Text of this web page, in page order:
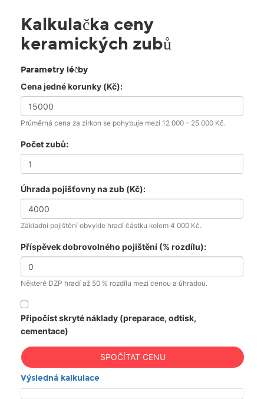
Kalkulačka ceny
keramických zubů
Parametry léčby
Cena jedné korunky (Kč):
Průměrná cena za zirkon se pohybuje mezi 12 000 – 25 000 Kč.
Počet zubů:
Úhrada pojišťovny na zub (Kč):
Základní pojištění obvykle hradí částku kolem 4 000 Kč.
Příspěvek dobrovolného pojištění (% rozdílu):
Některé DZP hradí až 50 % rozdílu mezi cenou a úhradou.
Připočíst skryté náklady (preparace, odtisk,
cementace)
SPOČÍTAT CENU
Výsledná kalkulace